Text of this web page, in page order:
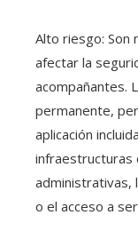
Alto riesgo: Son
afectar la
acompañantes.
permanente,
aplicación
infraestructuras
administrativas,
o el acceso a